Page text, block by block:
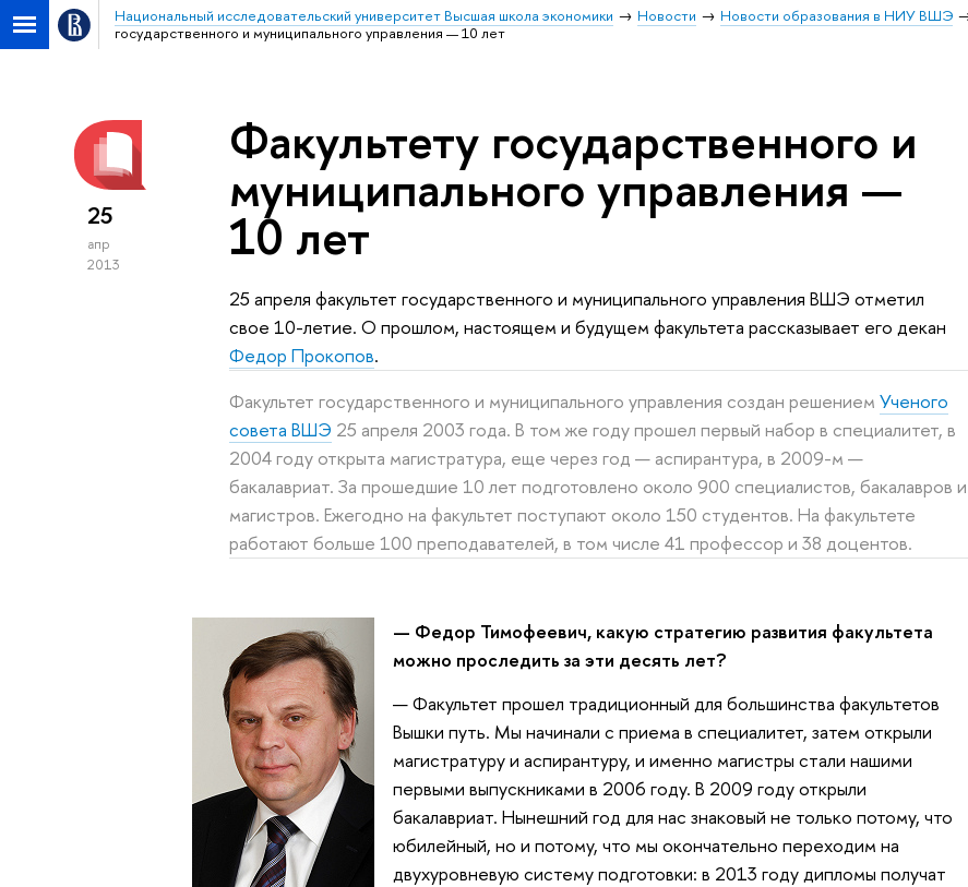
Национальный исследовательский университет Высшая школа экономики Новости Новости образования в НИУ ВШЭ
государственного и муниципального управления — 10 лет
25
апр
2013
Факультету государственного и
муниципального управления —
10 лет
25 апреля факультет государственного и муниципального управления ВШЭ отметил
свое 10-летие. О прошлом, настоящем и будущем факультета рассказывает его декан
Федор Прокопов.
Факультет государственного и муниципального управления создан решением Ученого
совета ВШЭ 25 апреля 2003 года. В том же году прошел первый набор в специалитет, в
2004 году открыта магистратура, еще через год — аспирантура, в 2009-м —
бакалавриат. За прошедшие 10 лет подготовлено около 900 специалистов, бакалавров и
магистров. Ежегодно на факультет поступают около 150 студентов. На факультете
работают больше 100 преподавателей, в том числе 41 профессор и 38 доцентов.
— Федор Тимофеевич, какую стратегию развития факультета
можно проследить за эти десять лет?
— Факультет прошел традиционный для большинства факультетов
Вышки путь. Мы начинали с приема в специалитет, затем открыли
магистратуру и аспирантуру, и именно магистры стали нашими
первыми выпускниками в 2006 году. В 2009 году открыли
бакалавриат. Нынешний год для нас знаковый не только потому, что
юбилейный, но и потому, что мы окончательно переходим на
двухуровневую систему подготовки: в 2013 году дипломы получат